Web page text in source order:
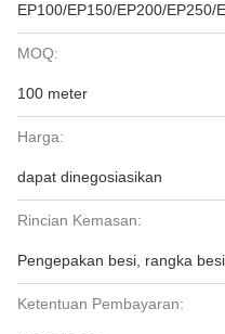
EP100/EP150/EP200/EP250/
MOQ:
100 meter
Harga:
dapat dinegosiasikan
Rincian Kemasan:
Pengepakan besi, rangka
Ketentuan Pembayaran: